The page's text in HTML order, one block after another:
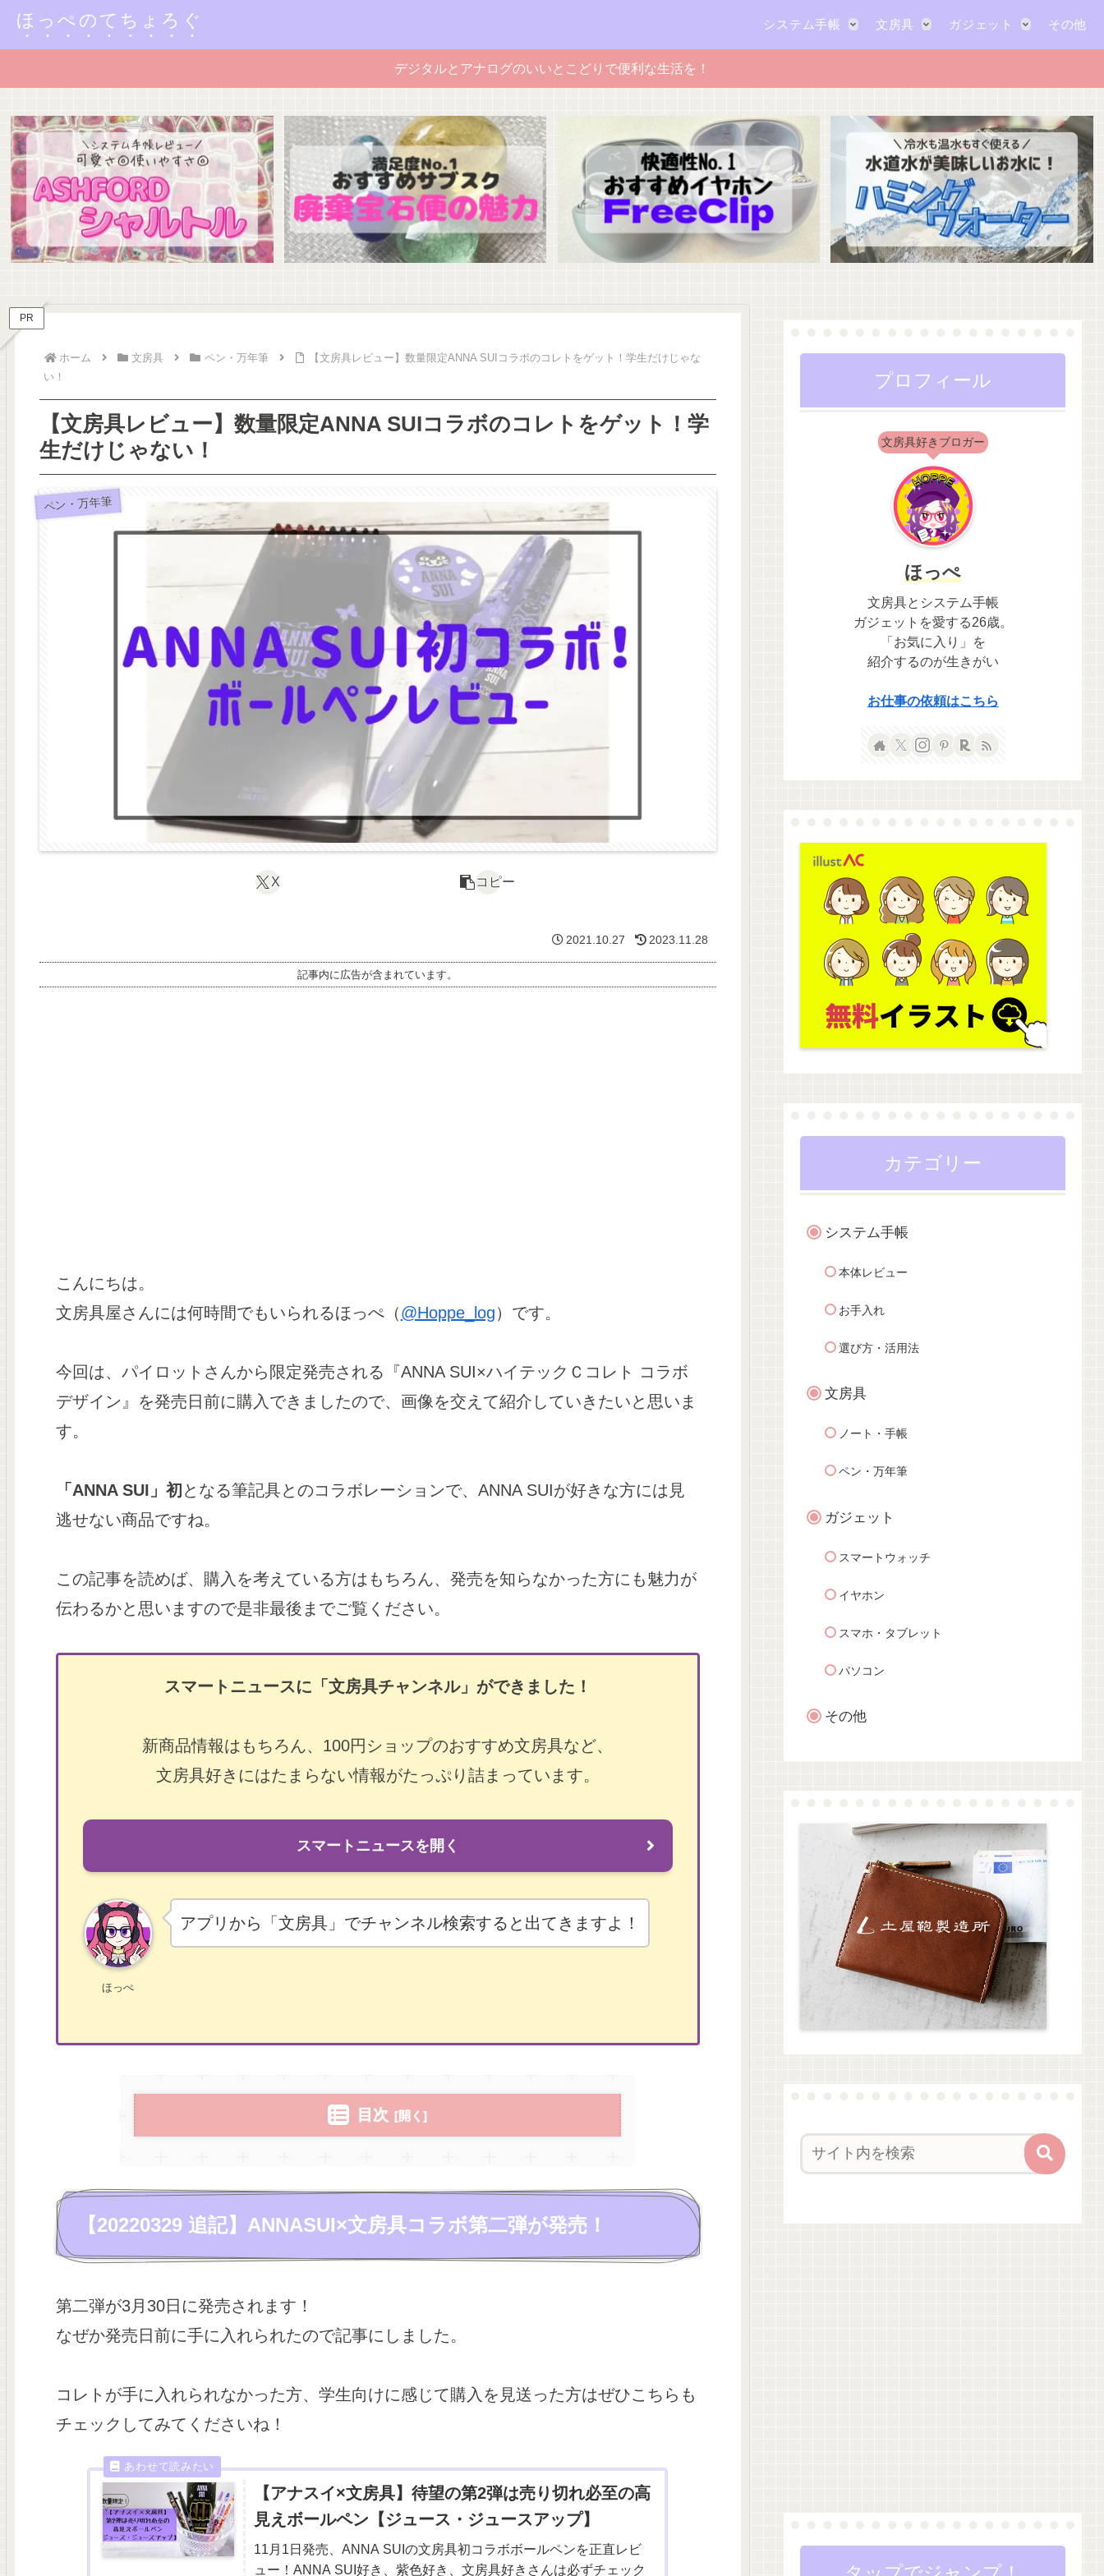
ほっぺのてちょろぐ システム手帳 文房具 ガジェット その他
デジタルとアナログのいいとこどりで便利な生活を！
PR
ホーム 文房具 ペン・万年筆
【文房具レビュー】数量限定ANNA SUIコラボのコレトをゲット！学生だけじゃな
い！
【文房具レビュー】数量限定ANNA SUIコラボのコレトをゲット！学
生だけじゃない！
ペン・万年筆
X コピー
2021.10.27 2023.11.28
記事内に広告が含まれています。
こんにちは。
文房具屋さんには何時間でもいられるほっぺ（@Hoppe_log）です。
今回は、パイロットさんから限定発売される『ANNA SUI×ハイテックＣコレト コラボ
デザイン』を発売日前に購入できましたので、画像を交えて紹介していきたいと思いま
す。
「ANNA SUI」初 となる筆記具とのコラボレーションで、ANNA SUIが好きな方には見
逃せない商品ですね。
この記事を読めば、購入を考えている方はもちろん、発売を知らなかった方にも魅力が
伝わるかと思いますので是非最後までご覧ください。
スマートニュースに「文房具チャンネル」ができました！
新商品情報はもちろん、100円ショップのおすすめ文房具など、
文房具好きにはたまらない情報がたっぷり詰まっています。
スマートニュースを開く
ほっぺ
アプリから「文房具」でチャンネル検索すると出てきますよ！
目次
【20220329 追記】ANNASUI×文房具コラボ第二弾が発売！
第二弾が3月30日に発売されます！
なぜか発売日前に手に入れられたので記事にしました。
コレトが手に入れられなかった方、学生向けに感じて購入を見送った方はぜひこちらも
チェックしてみてくださいね！
【アナスイ×文房具】待望の第2弾は売り切れ必至の高
見えボールペン【ジュース・ジュースアップ】
11月1日発売、ANNA SUIの文房具初コラボボールペンを正直レビ
ュー！ANNA SUI好き、紫色好き、文房具好きさんは必ずチェック
プロフィール
文房具好きブロガー
ほっぺ
文房具とシステム手帳
ガジェットを愛する26歳。
「お気に入り」を
紹介するのが生きがい
お仕事の依頼はこちら
カテゴリー
システム手帳
本体レビュー
お手入れ
選び方・活用法
文房具
ノート・手帳
ペン・万年筆
ガジェット
スマートウォッチ
イヤホン
スマホ・タブレット
パソコン
その他